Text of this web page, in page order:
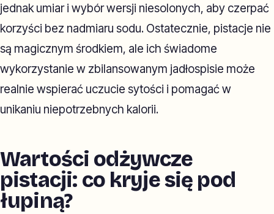
jednak umiar i wybór wersji niesolonych, aby czerpać
korzyści bez nadmiaru sodu. Ostatecznie, pistacje nie
są magicznym środkiem, ale ich świadome
wykorzystanie w zbilansowanym jadłospisie może
realnie wspierać uczucie sytości i pomagać w
unikaniu niepotrzebnych kalorii.
Wartości odżywcze
pistacji: co kryje się pod
łupiną?